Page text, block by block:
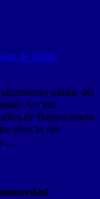
militar del
Acción
de Barquisimeto
ellos la del
…